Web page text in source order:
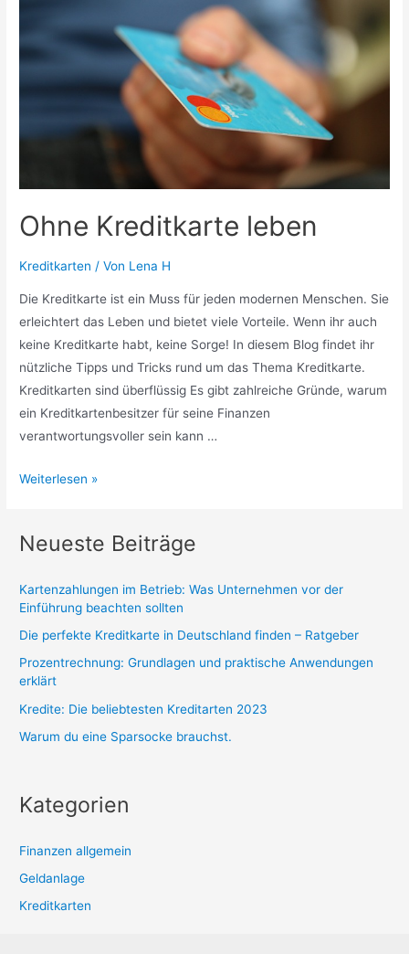
Ohne Kreditkarte leben
Kreditkarten / Von Lena H
Die Kreditkarte ist ein Muss für jeden modernen Menschen. Sie
erleichtert das Leben und bietet viele Vorteile. Wenn ihr auch
keine Kreditkarte habt, keine Sorge! In diesem Blog findet ihr
nützliche Tipps und Tricks rund um das Thema Kreditkarte.
Kreditkarten sind überflüssig Es gibt zahlreiche Gründe, warum
ein Kreditkartenbesitzer für seine Finanzen
verantwortungsvoller sein kann …
Ohne
Weiterlesen »
Neueste Beiträge
Kartenzahlungen im Betrieb: Was Unternehmen vor der
Einführung beachten sollten
Die perfekte Kreditkarte in Deutschland finden – Ratgeber
Prozentrechnung: Grundlagen und praktische Anwendungen
erklärt
Kredite: Die beliebtesten Kreditarten 2023
Warum du eine Sparsocke brauchst.
Kategorien
Finanzen allgemein
Geldanlage
Kreditkarten